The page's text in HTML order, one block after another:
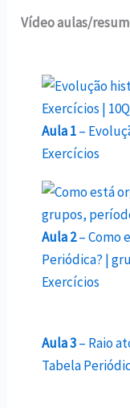
Vídeo aulas/
Aula 1–
Exercícios
Aula 2– Como
Periódica? |
Exercícios
Aula 3– Raio
Tabela